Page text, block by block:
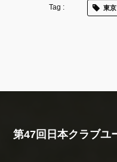
東
第47回日本クラブユ